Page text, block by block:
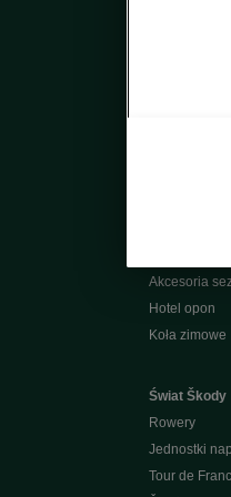
Gwarancja
Centrum
Aktualizacje
Badanie
Serwis
Akcesoria
Hotel opon
Koła zimowe
Świat Škody
Rowery
Jednostki
Tour de